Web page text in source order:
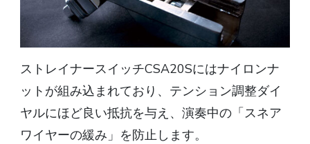
ストレイナースイッチCSA20Sにはナイロンナ
ットが組み込まれており、テンション調整ダイ
ヤルにほど良い抵抗を与え、演奏中の「スネア
ワイヤーの緩み」を防止します。